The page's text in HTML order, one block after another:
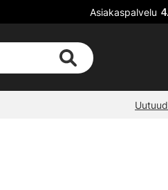
Asiakaspalvelu